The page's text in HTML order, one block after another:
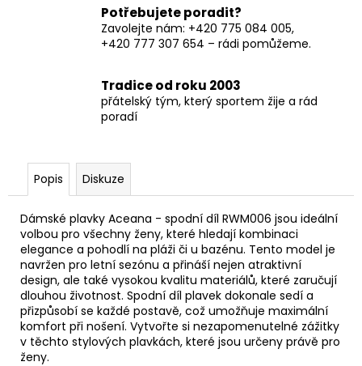
Potřebujete poradit?
Zavolejte nám: +420 775 084 005,
+420 777 307 654 – rádi pomůžeme.
Tradice od roku 2003
přátelský tým, který sportem žije a rád
poradí
Popis Diskuze
Dámské plavky Aceana - spodní díl RWM006 jsou ideální
volbou pro všechny ženy, které hledají kombinaci
elegance a pohodlí na pláži či u bazénu. Tento model je
navržen pro letní sezónu a přináší nejen atraktivní
design, ale také vysokou kvalitu materiálů, které zaručují
dlouhou životnost. Spodní díl plavek dokonale sedí a
přizpůsobí se každé postavě, což umožňuje maximální
komfort při nošení. Vytvořte si nezapomenutelné zážitky
v těchto stylových plavkách, které jsou určeny právě pro
ženy.